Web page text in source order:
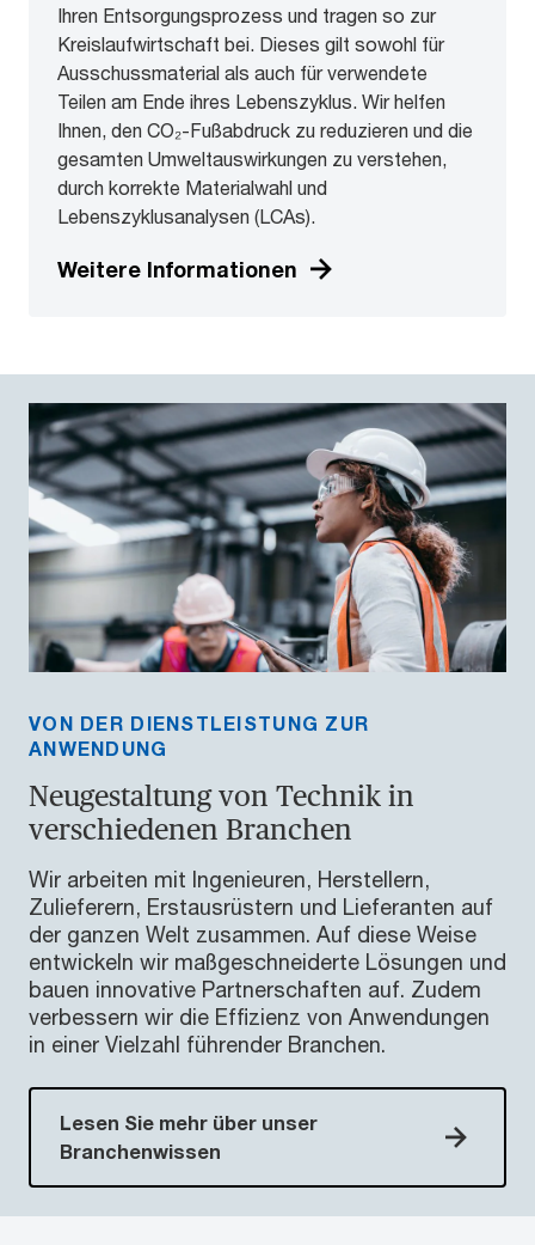
Ihren Entsorgungsprozess und tragen so zur
Kreislaufwirtschaft bei. Dieses gilt sowohl für
Ausschussmaterial als auch für verwendete
Teilen am Ende ihres Lebenszyklus. Wir helfen
Ihnen, den CO₂-Fußabdruck zu reduzieren und die
gesamten Umweltauswirkungen zu verstehen,
durch korrekte Materialwahl und
Lebenszyklusanalysen (LCAs).
Weitere Informationen
VON DER DIENSTLEISTUNG ZUR
ANWENDUNG
Neugestaltung von Technik in
verschiedenen Branchen
Wir arbeiten mit Ingenieuren, Herstellern,
Zulieferern, Erstausrüstern und Lieferanten auf
der ganzen Welt zusammen. Auf diese Weise
entwickeln wir maßgeschneiderte Lösungen und
bauen innovative Partnerschaften auf. Zudem
verbessern wir die Effizienz von Anwendungen
in einer Vielzahl führender Branchen.
Lesen Sie mehr über unser
Branchenwissen